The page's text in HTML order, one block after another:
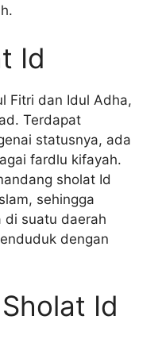
Id
Fitri dan Idul Adha,
Terdapat
statusnya, ada
fardlu kifayah.
sholat Id
sehingga
di suatu daerah
dengan
Id